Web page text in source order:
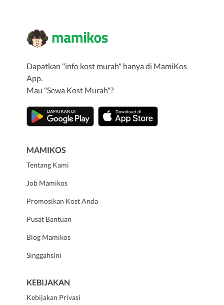
Dapatkan "info kost murah" hanya di MamiKos
App.
Mau "Sewa Kost Murah"?
MAMIKOS
Tentang Kami
Job Mamikos
Promosikan Kost Anda
Pusat Bantuan
Blog Mamikos
Singgahsini
KEBIJAKAN
Kebijakan Privasi